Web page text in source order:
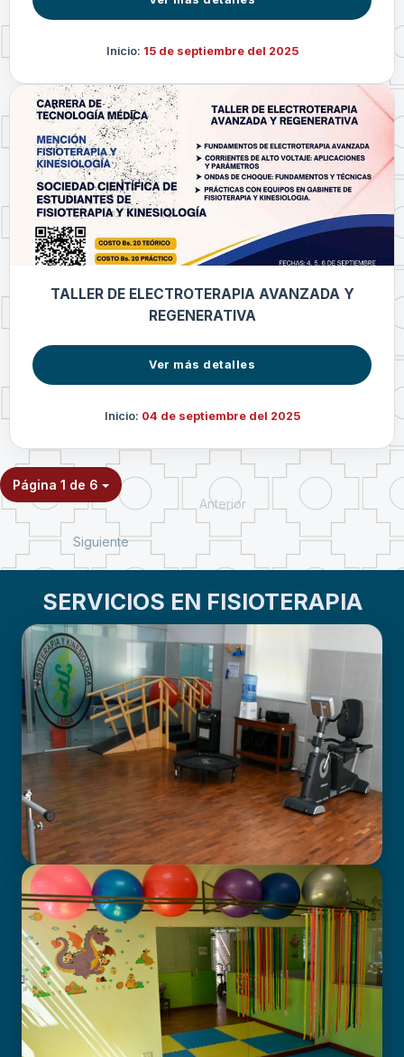
Inicio: 15 de septiembre del 2025
TALLER DE ELECTROTERAPIA AVANZADA Y
REGENERATIVA
Ver más detalles
Inicio: 04 de septiembre del 2025
Página 1 de 6
Anterior
Siguiente
SERVICIOS EN FISIOTERAPIA
GABINETE DE FISIOTERAPIA